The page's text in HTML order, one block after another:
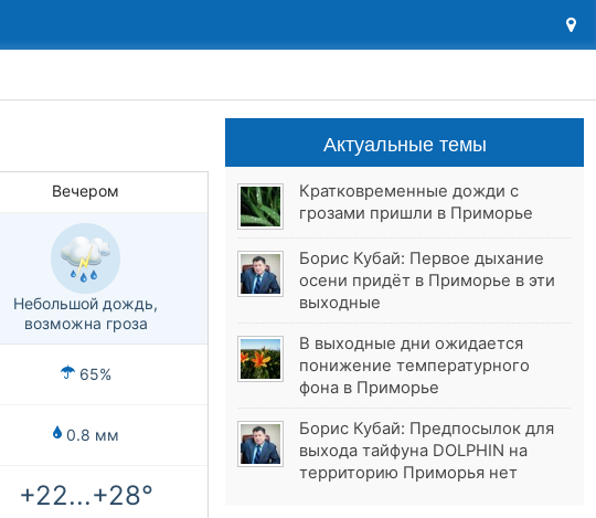
Вечером
Небольшой дождь,
возможна гроза
65%
0.8 мм
+22...+28°
Актуальные темы
Кратковременные дожди с
грозами пришли в Приморье
Борис Кубай: Первое дыхание
осени придёт в Приморье в эти
выходные
В выходные дни ожидается
понижение температурного
фона в Приморье
Борис Кубай: Предпосылок для
выхода тайфуна DOLPHIN на
территорию Приморья нет